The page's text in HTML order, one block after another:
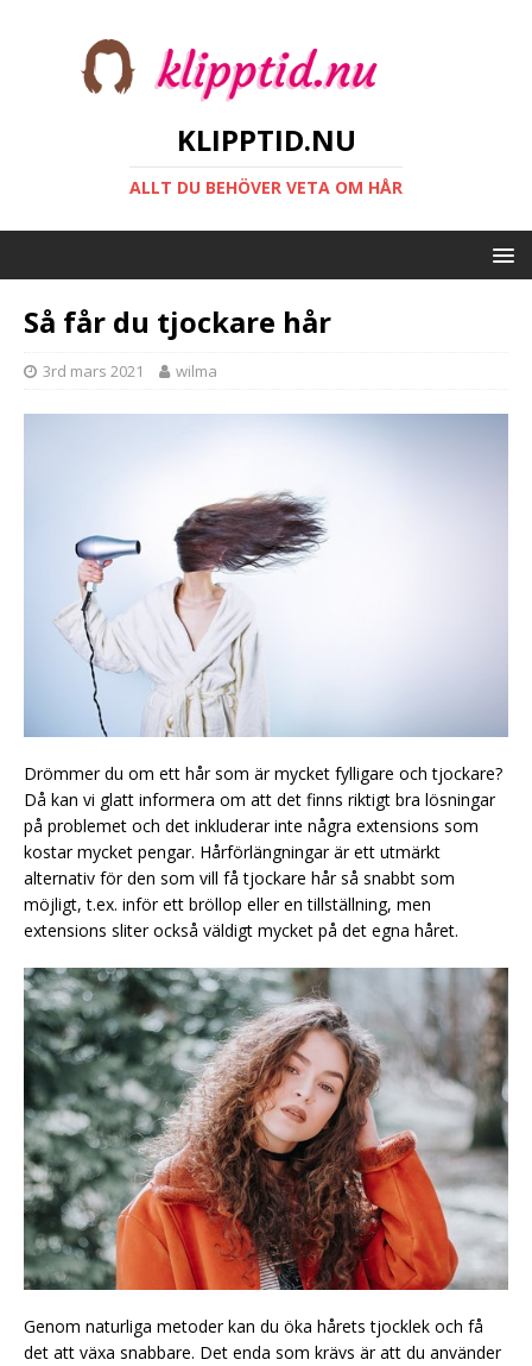
KLIPPTID.NU
ALLT DU BEHÖVER VETA OM HÅR
Så får du tjockare hår
3rd mars 2021 wilma
Drömmer du om ett hår som är mycket fylligare och tjockare?
Då kan vi glatt informera om att det finns riktigt bra lösningar
på problemet och det inkluderar inte några extensions som
kostar mycket pengar. Hårförlängningar är ett utmärkt
alternativ för den som vill få tjockare hår så snabbt som
möjligt, t.ex. inför ett bröllop eller en tillställning, men
extensions sliter också väldigt mycket på det egna håret.
Genom naturliga metoder kan du öka hårets tjocklek och få
det att växa snabbare. Det enda som krävs är att du använder